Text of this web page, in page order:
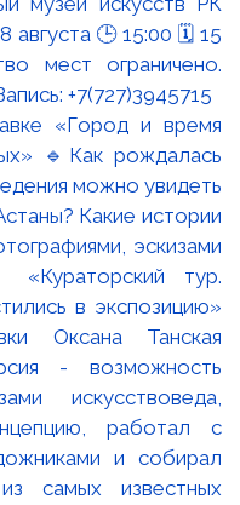
«Город и время
🔹Как рождалась
можно увидеть
Какие истории
эскизами
тур.
в экспозицию»
Оксана Танская
- возможность
искусствоведа,
работал с
и собирал
самых известных